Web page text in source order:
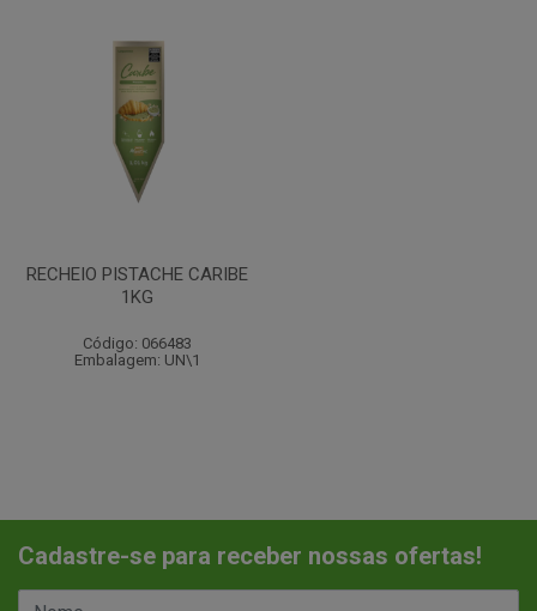
RECHEIO PISTACHE CARIBE
1KG
Código: 066483
Embalagem: UN\1
Cadastre-se para receber nossas ofertas!